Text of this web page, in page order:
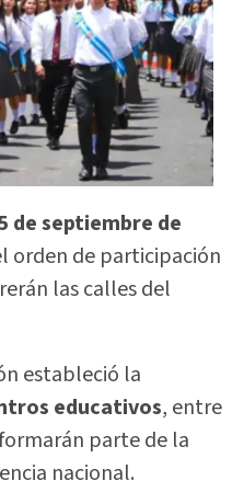
de septiembre de
orden de participación
las calles del
estableció la
educativos, entre
parte de la
nacional.